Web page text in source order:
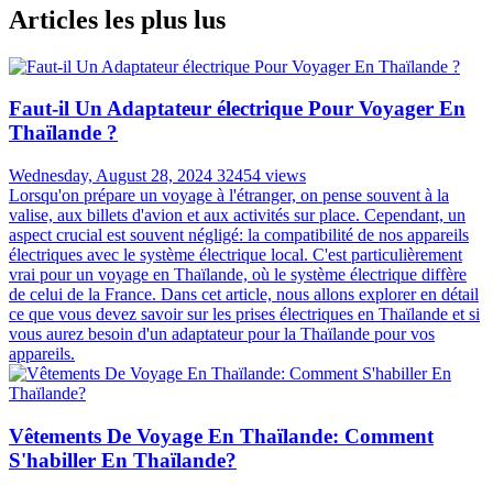
Articles les plus lus
Faut-il Un Adaptateur électrique Pour Voyager En
Thaïlande ?
Wednesday, August 28, 2024 32454 views
Lorsqu'on prépare un voyage à l'étranger, on pense souvent à la
valise, aux billets d'avion et aux activités sur place. Cependant, un
aspect crucial est souvent négligé: la compatibilité de nos appareils
électriques avec le système électrique local. C'est particulièrement
vrai pour un voyage en Thaïlande, où le système électrique diffère
de celui de la France. Dans cet article, nous allons explorer en détail
ce que vous devez savoir sur les prises électriques en Thaïlande et si
vous aurez besoin d'un adaptateur pour la Thaïlande pour vos
appareils.
Vêtements De Voyage En Thaïlande: Comment
S'habiller En Thaïlande?